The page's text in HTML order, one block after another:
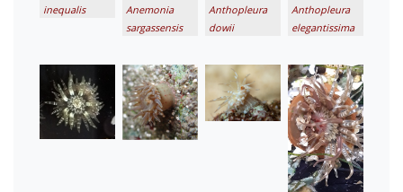
inequalis
Anemonia
sargassensis
Anthopleura
dowii
Anthopleura
elegantissima